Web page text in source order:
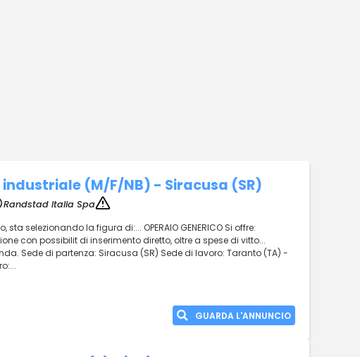
(M/F/NB) - Siracusa (SR)
Randstad Italia Spa
selezionando la figura di:... OPERAIO GENERICO Si offre:
con possibilit di inserimento diretto, oltre a spese di vitto...
Sede di partenza: Siracusa (SR) Sede di lavoro: Taranto (TA) -
GUARDA L'ANNUNCIO